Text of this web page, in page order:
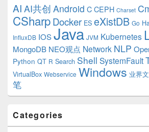
AI AI共创 Android C CEPH Charset
CSharpDocker ES eXistDB Go
InfluxDB IOSJava JVM Kubernetes
MongoDB NEO观点 Network NLP
Python QT R Search Shell SystemFault
VirtualBox Webservice Windows 业界
笔
Categories